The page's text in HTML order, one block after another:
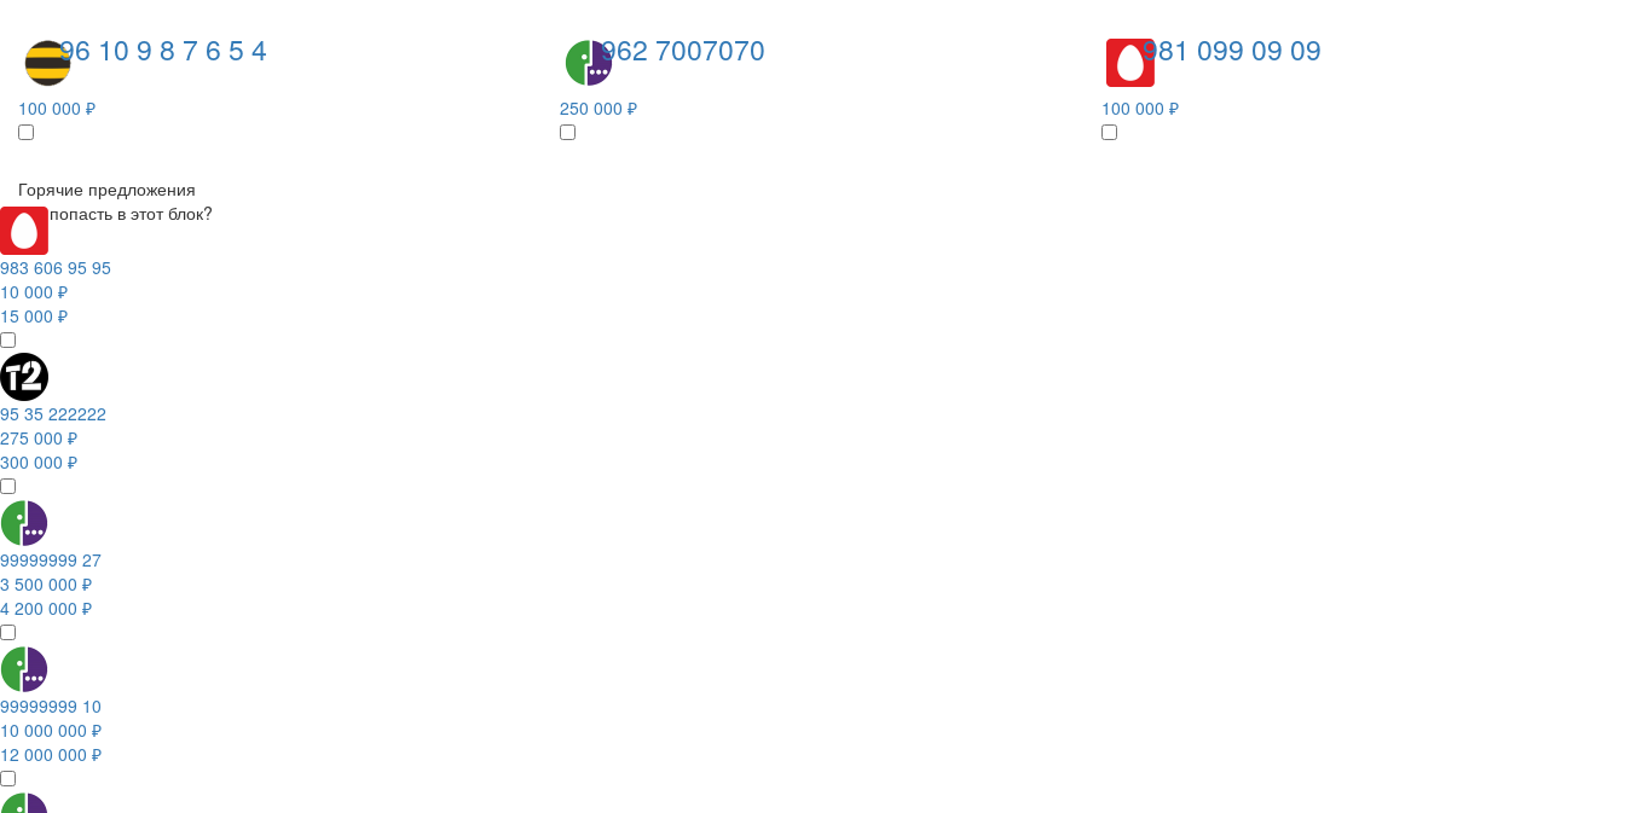
96 10 9 8 7 6 5 4
100 000 ₽
962 7007070
250 000 ₽
981 099 09 09
100 000 ₽
Горячие предложения
Как попасть в этот блок?
983 606 95 95
10 000 ₽
15 000 ₽
95 35 222222
275 000 ₽
300 000 ₽
99999999 27
3 500 000 ₽
4 200 000 ₽
99999999 10
10 000 000 ₽
12 000 000 ₽